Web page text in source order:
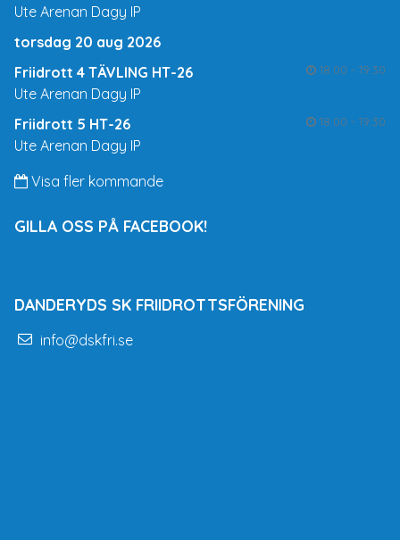
Ute Arenan Dagy IP
torsdag 20 aug 2026
Friidrott 4 TÄVLING HT-26
18:00 - 19:30
Ute Arenan Dagy IP
Friidrott 5 HT-26
18:00 - 19:30
Ute Arenan Dagy IP
Visa fler kommande
GILLA OSS PÅ FACEBOOK!
DANDERYDS SK FRIIDROTTSFÖRENING
info@dskfri.se